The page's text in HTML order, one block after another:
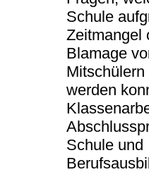
Schule
Zeitmangel
Blamage
werden
Schule und